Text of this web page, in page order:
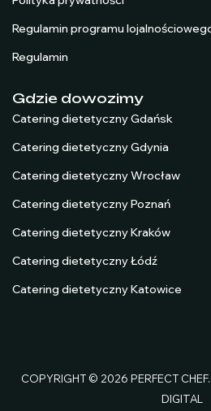
Regulamin programu
Regulamin
Gdzie dowozimy
Catering dietetyczny Gdańsk
Catering dietetyczny Gdynia
Catering dietetyczny Wrocław
Catering dietetyczny Poznań
Catering dietetyczny Kraków
Catering dietetyczny Łódź
Catering dietetyczny Katowice
COPYRIGHT © 2026 PERFECT
DIGITAL